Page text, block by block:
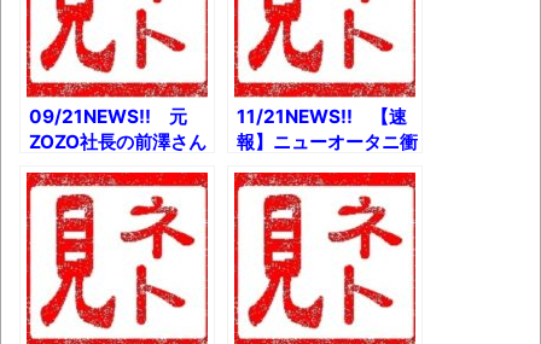
クバック』劇場版アニ
メ化決定とか NHK
大改編 平日午後1時か
ら5時間、情報番組生
放送とか
とか 【驚愕】初音ミ
クさんの人脈、エグい
ｗとか
09/21NEWS!! 元
ZOZO社長の前澤さん
が秘書と広報を「緊
急」募集とか
JASRAC学校の校歌
に金を要求とか 公立
高校の部活動で初めて
e-Sportsを採用とか
11/21NEWS!! 【速
報】ニューオータニ衝
撃告発！とか 「バリ
バラ」田代まさし容疑
者出演回が再公開と
か 京アニ放火犯の最
先端治療費1000万円
誰が払うのかとか